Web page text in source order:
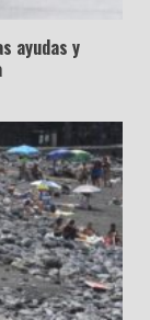
ayudas y